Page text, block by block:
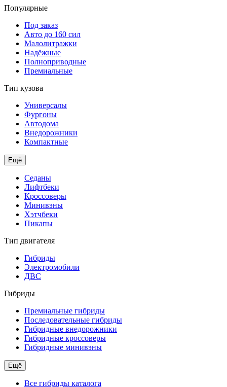
Популярные
Под заказ
Авто до 160 сил
Малолитражки
Надёжные
Полноприводные
Премиальные
Тип кузова
Универсалы
Фургоны
Автодома
Внедорожники
Компактные
Ещё
Седаны
Лифтбеки
Кроссоверы
Минивэны
Хэтчбеки
Пикапы
Тип двигателя
Гибриды
Электромобили
ДВС
Гибриды
Премиальные гибриды
Последовательные гибриды
Гибридные внедорожники
Гибридные кроссоверы
Гибридные минивэны
Ещё
Все гибриды каталога